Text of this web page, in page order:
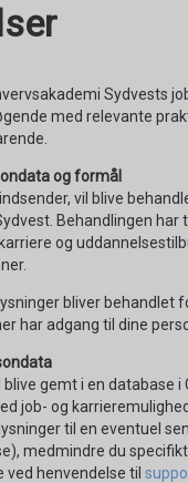
Sydvests
med relevante
og formål
vil blive
Behandlingen
og
bliver behandlet
har adgang til dine
gemt i en database i
job- og
til en eventuel
medmindre du
ved henvendelse til